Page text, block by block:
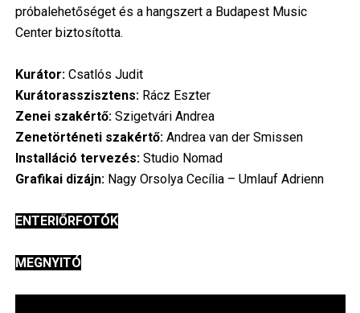
próbalehetőséget és a hangszert a Budapest Music
Center biztosította.
Kurátor:Csatlós Judit
Kurátorasszisztens:Rácz Eszter
Zenei szakértő:Szigetvári Andrea
Zenetörténeti szakértő:Andrea van der Smissen
Installáció tervezés: Studio Nomad
Grafikai dizájn: Nagy Orsolya Cecília – Umlauf Adrienn
ENTERIŐRFOTÓK
MEGNYITÓ